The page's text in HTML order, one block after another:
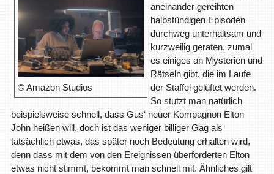
© Amazon Studios
aneinander gereihten
halbstündigen Episoden
durchweg unterhaltsam und
kurzweilig geraten, zumal
es einiges an Mysterien und
Rätseln gibt, die im Laufe
der Staffel gelüftet werden.
So stutzt man natürlich
beispielsweise schnell, dass Gus‘ neuer Kompagnon Elton
John heißen will, doch ist das weniger billiger Gag als
tatsächlich etwas, das später noch Bedeutung erhalten wird,
denn dass mit dem von den Ereignissen überforderten Elton
etwas nicht stimmt, bekommt man schnell mit. Ähnliches gilt